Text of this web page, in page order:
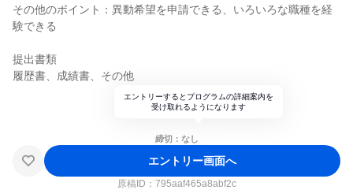
その他のポイント：異動希望を申請できる、いろいろな職種を経
験できる
提出書類
履歴書、成績書、その他
エントリーするとプログラムの詳細案内を
受け取れるようになります
締切：なし
エントリー画面へ
原稿ID： 795aaf465a8abf2c